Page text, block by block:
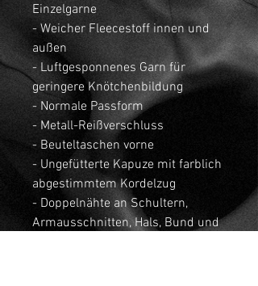
Einzelgarne
- Weicher Fleecestoff innen und
außen
- Luftgesponnenes Garn für
geringere Knötchenbildung
- Normale Passform
- Metall-Reißverschluss
- Beuteltaschen vorne
- Ungefütterte Kapuze mit farblich
abgestimmtem Kordelzug
- Doppelnähte an Schultern,
Armausschnitten, Hals, Bund und